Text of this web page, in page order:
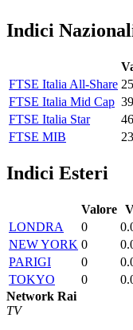
Indici
FTSE Italia All-Share
FTSE Italia Mid Cap
FTSE Italia Star
FTSE MIB
Indici Esteri
Valore
LONDRA
0
NEW YORK 0
PARIGI
0
TOKYO
0
Network Rai
TV